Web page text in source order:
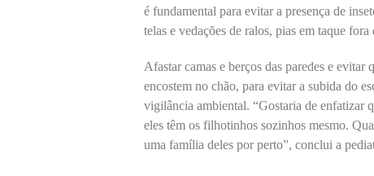
é fundamental para evitar a presença de
telas e vedações de ralos, pias em taque
Afastar camas e berços das paredes e
encostem no chão, para evitar a subida do
vigilância ambiental. “Gostaria de enfatizar
eles têm os filhotinhos sozinhos mesmo.
uma família deles por perto”, conclui a